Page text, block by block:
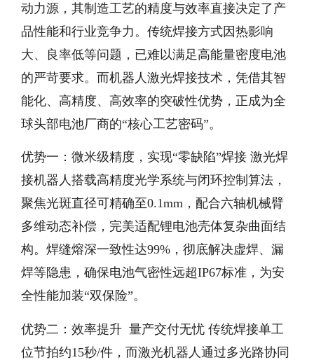
动力源，其制造工艺的精度与效率直接决定了产
品性能和行业竞争力。传统焊接方式因热影响
大、良率低等问题，已难以满足高能量密度电池
的严苛要求。而机器人激光焊接技术，凭借其智
能化、高精度、高效率的突破性优势，正成为全
球头部电池厂商的“核心工艺密码”。
优势一：微米级精度，实现“零缺陷”焊接 激光焊
接机器人搭载高精度光学系统与闭环控制算法，
聚焦光斑直径可精确至0.1mm，配合六轴机械臂
多维动态补偿，完美适配锂电池壳体复杂曲面结
构。焊缝熔深一致性达99%，彻底解决虚焊、漏
焊等隐患，确保电池气密性远超IP67标准，为安
全性能加装“双保险”。
优势二：效率提升 量产交付无忧 传统焊接单工
位节拍约15秒/件，而激光机器人通过多光路协同